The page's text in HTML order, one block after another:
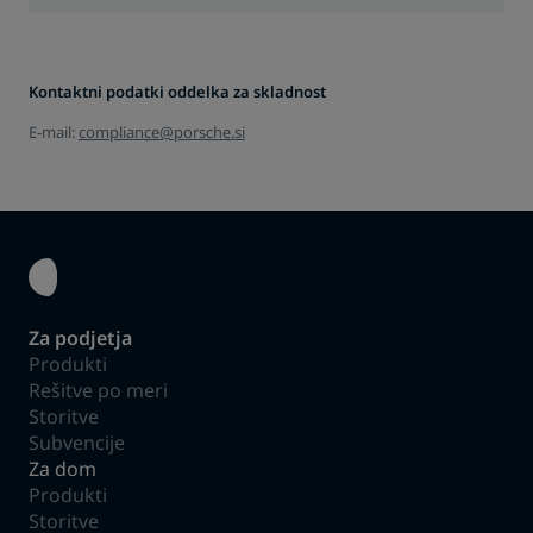
Kontaktni podatki oddelka za skladnost
E-mail: compliance@porsche.si
Za podjetja
Produkti
Rešitve po meri
Storitve
Subvencije
Za dom
Produkti
Storitve